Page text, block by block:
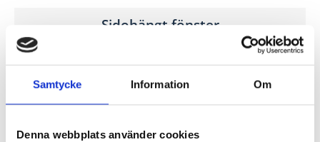
Samtycke Information Om
Denna webbplats använder cookies
Sidohängt fönster
Våra sidohängda fönster har klassiska gångjärn, handtag
& spanjolett.